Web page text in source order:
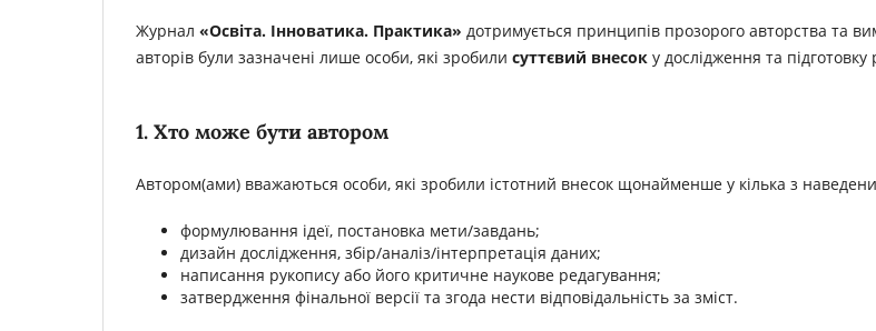
Журнал «Освіта. Інноватика. Практика» дотримується принципів прозорого авторства та
авторів були зазначені лише особи, які зробили суттєвий внесок у дослідження та підготовку
1. Хто може бути автором
Автором(ами) вважаються особи, які зробили істотний внесок щонайменше у кілька з
формулювання ідеї, постановка мети/завдань;
дизайн дослідження, збір/аналіз/інтерпретація даних;
написання рукопису або його критичне наукове редагування;
затвердження фінальної версії та згода нести відповідальність за зміст.